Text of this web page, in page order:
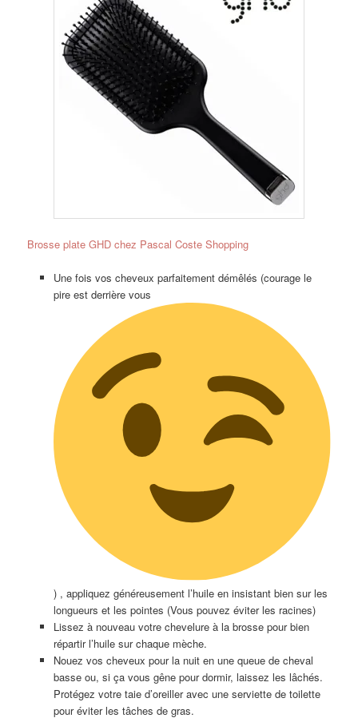
Brosse plate GHD chez Pascal Coste Shopping
Une fois vos cheveux parfaitement démêlés (courage le
pire est derrière vous
) , appliquez généreusement l’huile en insistant bien sur les
longueurs et les pointes (Vous pouvez éviter les racines)
Lissez à nouveau votre chevelure à la brosse pour bien
répartir l’huile sur chaque mèche.
Nouez vos cheveux pour la nuit en une queue de cheval
basse ou, si ça vous gêne pour dormir, laissez les lâchés.
Protégez votre taie d’oreiller avec une serviette de toilette
pour éviter les tâches de gras.